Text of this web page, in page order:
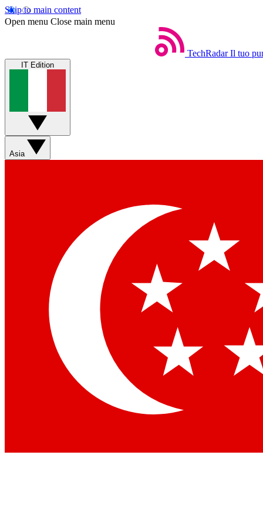
Skip to main content
Open menu Close main menu
TechRadar Il tuo
IT Edition
Asia